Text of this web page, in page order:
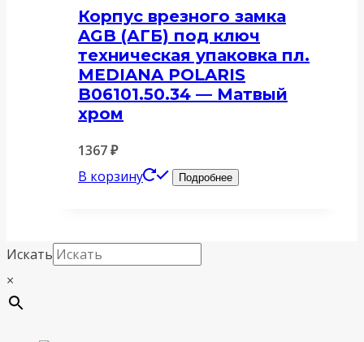
Корпус врезного замка
AGB (АГБ) под ключ
техническая упаковка пл.
MEDIANA POLARIS
B06101.50.34 — Матвый
хром
1367₽
В корзину
Подробнее
Искать
×